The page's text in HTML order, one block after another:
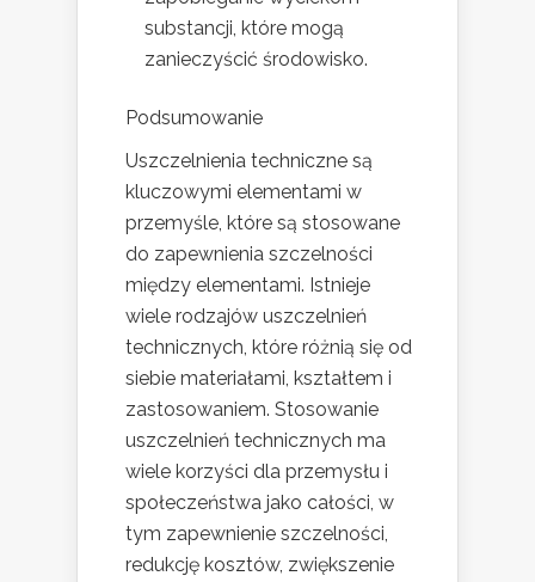
substancji, które mogą
zanieczyścić środowisko.
Podsumowanie
Uszczelnienia techniczne są
kluczowymi elementami w
przemyśle, które są stosowane
do zapewnienia szczelności
między elementami. Istnieje
wiele rodzajów uszczelnień
technicznych, które różnią się od
siebie materiałami, kształtem i
zastosowaniem. Stosowanie
uszczelnień technicznych ma
wiele korzyści dla przemysłu i
społeczeństwa jako całości, w
tym zapewnienie szczelności,
redukcję kosztów, zwiększenie